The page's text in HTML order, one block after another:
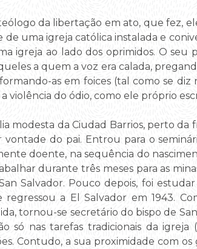
da libertação em ato, que fez,
uma igreja católica instalada e
igreja ao lado dos oprimidos. O seu
a quem a voz era calada,
as em foices (tal como se
violência do ódio, como ele próprio
modesta da Ciudad Barrios, perto
do pai. Entrou para o
doente, na sequência do
durante três meses para as
Salvador. Pouco depois, foi
a El Salvador em 1943.
tornou-se secretário do bispo de
só nas tarefas tradicionais da
Contudo, a sua proximidade com